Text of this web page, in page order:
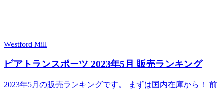
Westford Mill
ビアトランスポーツ 2023年5月 販売ランキング
2023年5月の販売ランキングです。 まずは国内在庫から！ 前